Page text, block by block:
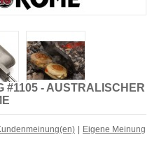
#1105 - AUSTRALISCHER
Eigene Meinung